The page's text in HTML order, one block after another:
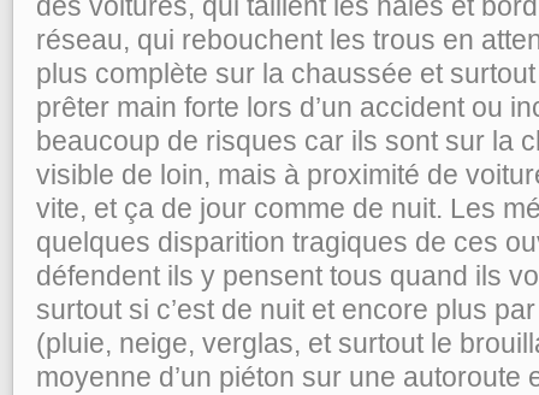
réseau, qui rebouchent les trous en
plus complète sur la chaussée et
prêter main forte lors d’un accident ou
beaucoup de risques car ils sont sur la
visible de loin, mais à proximité de
vite, et ça de jour comme de nuit. Les
quelques disparition tragiques de ces
défendent ils y pensent tous quand ils
surtout si c’est de nuit et encore plus
(pluie, neige, verglas, et surtout le
moyenne d’un piéton sur une autoroute